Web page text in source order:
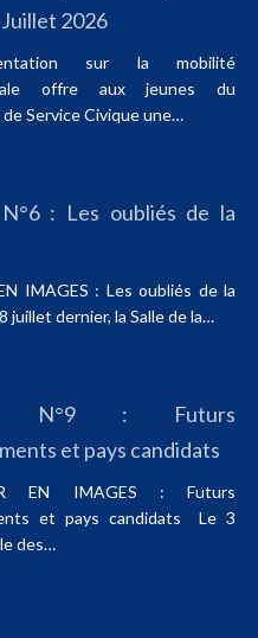
2026
sur la mobilité
offre aux jeunes du
Service Civique une…
: Les oubliés de la
IMAGES : Les oubliés de la
juillet dernier, la Salle de la…
N°9 : Futurs
et pays candidats
EN IMAGES : Futurs
et pays candidats Le 3
des…